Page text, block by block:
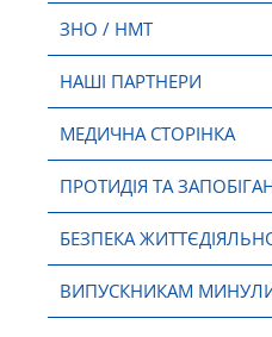
ЗНО / НМТ
НАШІ ПАРТНЕРИ
МЕДИЧНА СТОРІНКА
ПРОТИДІЯ ТА
БЕЗПЕКА
ВИПУСКНИКАМ